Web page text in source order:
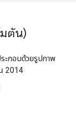
มต้น)
ะกอบด้วยรูปภาพ
2014